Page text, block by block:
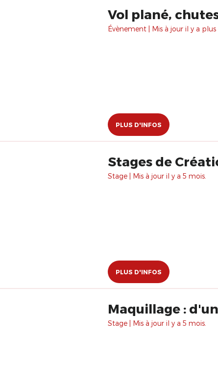
Vol plané,
Évènement | Mis à jour il y a plus
PLUS D'INFOS
Stages de
Stage | Mis à jour il y a 5 mois.
PLUS D'INFOS
Maquillage :
Stage | Mis à jour il y a 5 mois.